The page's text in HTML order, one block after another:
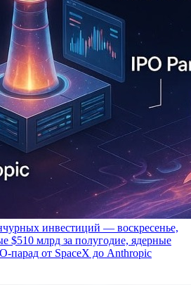
инвестиций — воскресенье,
$510 млрд за полугодие, ядерные
парад от SpaceX до Anthropic